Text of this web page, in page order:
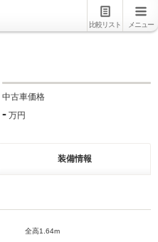
比較リスト メニュー
中古車価格
- 万円
装備情報
全高1.64m